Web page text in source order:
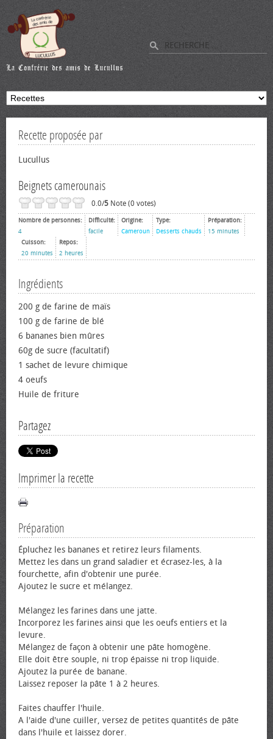
Recette proposée par
Lucullus
Beignets camerounais
0.0/5 Note (0 votes)
Nombre de personnes:
4
Difficulté:
facile
Origine:
Cameroun
Type:
Desserts chauds
Préparation:
15 minutes
Cuisson:
20 minutes
Repos:
2 heures
Ingrédients
200 g de farine de maïs
100 g de farine de blé
6 bananes bien mûres
60g de sucre (facultatif)
1 sachet de levure chimique
4 oeufs
Huile de friture
Partagez
Imprimer la recette
Préparation
Épluchez les bananes et retirez leurs filaments.
Mettez les dans un grand saladier et écrasez-les, à la
fourchette, afin d'obtenir une purée.
Ajoutez le sucre et mélangez.
Mélangez les farines dans une jatte.
Incorporez les farines ainsi que les œufs entiers et la
levure.
Mélangez de façon à obtenir une pâte homogène.
Elle doit être souple, ni trop épaisse ni trop liquide.
Ajoutez la purée de banane.
Laissez reposer la pâte 1 à 2 heures.
Faites chauffer l'huile.
A l'aide d'une cuiller, versez de petites quantités de pâte
dans l'huile et laissez dorer.